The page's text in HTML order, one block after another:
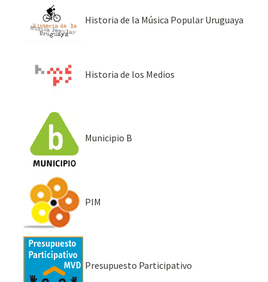
Historia de la Música Popular Uruguaya
Historia de los Medios
Municipio B
PIM
Presupuesto Participativo